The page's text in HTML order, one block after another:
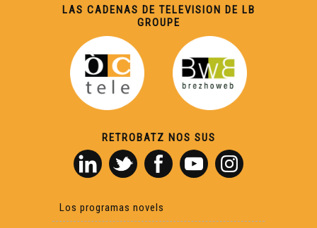
LAS CADENAS DE TELEVISION DE LB
GROUPE
RETROBATZ NOS SUS
Los programas novels